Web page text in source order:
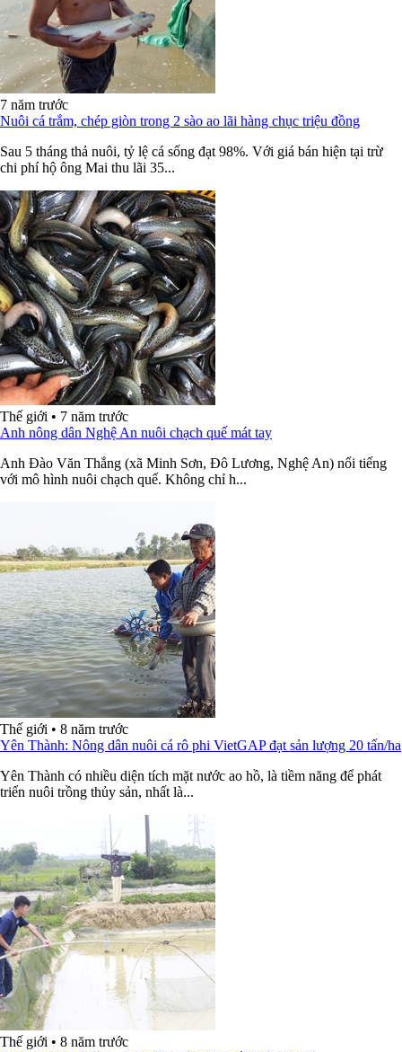
7 năm trước
Nuôi cá trắm, chép giòn trong 2 sào ao lãi hàng chục triệu đồng
Sau 5 tháng thả nuôi, tỷ lệ cá sống đạt 98%. Với giá bán hiện tại trừ
chi phí hộ ông Mai thu lãi 35...
Thế giới • 7 năm trước
Anh nông dân Nghệ An nuôi chạch quế mát tay
Anh Đào Văn Thắng (xã Minh Sơn, Đô Lương, Nghệ An) nổi tiếng
với mô hình nuôi chạch quế. Không chỉ h...
Thế giới • 8 năm trước
Yên Thành: Nông dân nuôi cá rô phi VietGAP đạt sản lượng 20 tấn/ha
Yên Thành có nhiều diện tích mặt nước ao hồ, là tiềm năng để phát
triển nuôi trồng thủy sản, nhất là...
Thế giới • 8 năm trước